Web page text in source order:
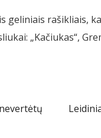
geliniais rašikliais,
„Kačiukas“,